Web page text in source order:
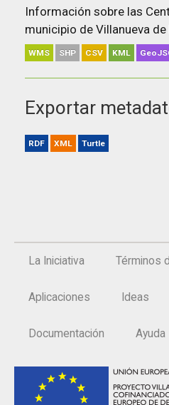
Información sobre las
municipio de Villanueva de
WMS SHP CSV KML
Exportar
RDF XML Turtle
La Iniciativa Términos
Aplicaciones Ideas
Documentación Ayuda